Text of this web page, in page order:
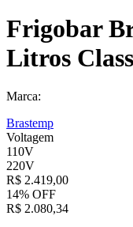
Frigobar
Litros
Marca:
Brastemp
Voltagem
110V
220V
R$ 2.419,00
14% OFF
R$ 2.080,34